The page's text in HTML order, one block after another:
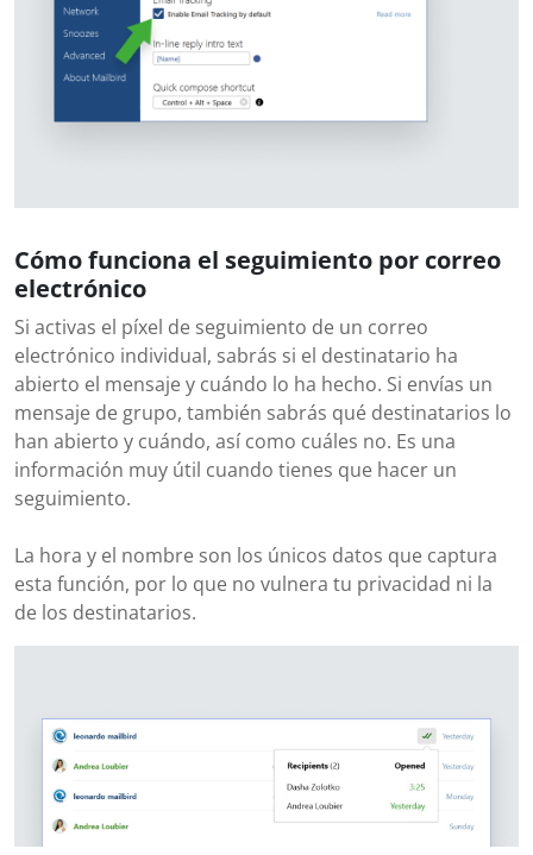
Cómo funciona el seguimiento por correo
electrónico
Si activas el píxel de seguimiento de un correo
electrónico individual, sabrás si el destinatario ha
abierto el mensaje y cuándo lo ha hecho. Si envías un
mensaje de grupo, también sabrás qué destinatarios lo
han abierto y cuándo, así como cuáles no. Es una
información muy útil cuando tienes que hacer un
seguimiento.
La hora y el nombre son los únicos datos que captura
esta función, por lo que no vulnera tu privacidad ni la
de los destinatarios.